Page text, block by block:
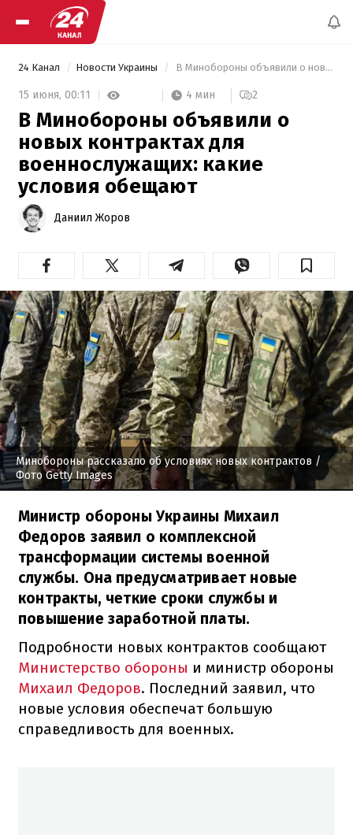
24 Канал Новости Украины В Минобороны объявили о новых контрактах для военнослужащих: какие условия обещают
15 июня, 00:11 4 мин 2
В Минобороны объявили о
новых контрактах для
военнослужащих: какие
условия обещают
Даниил Жоров
Минобороны рассказало об условиях новых контрактов /
Фото Getty Images
Министр обороны Украины Михаил
Федоров заявил о комплексной
трансформации системы военной
службы. Она предусматривает новые
контракты, четкие сроки службы и
повышение заработной платы.
Подробности новых контрактов сообщают
Министерство обороны и министр обороны
Михаил Федоров. Последний заявил, что
новые условия обеспечат большую
справедливость для военных.